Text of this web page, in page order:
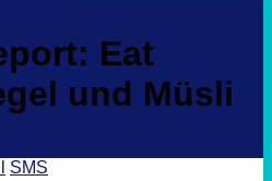
Eat
und Müsli
SMS